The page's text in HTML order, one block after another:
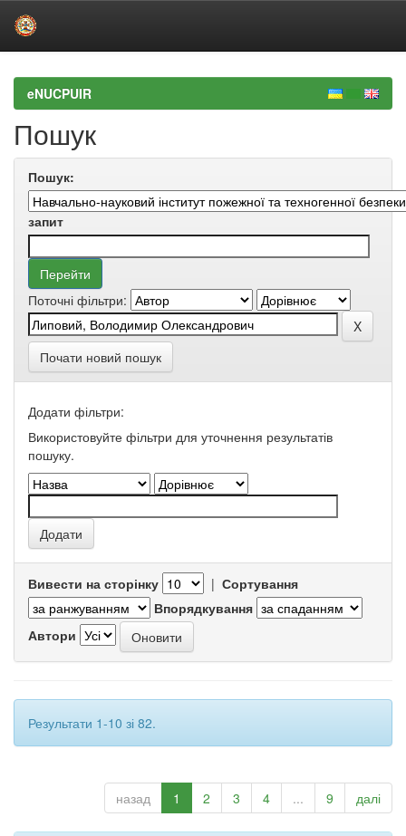
navigationeNUCPUIR
Пошук
Пошук:
запит
Поточні фільтри:
Почати новий пошук
Додати фільтри:
Використовуйте фільтри для уточнення результатів
пошуку.
Вивести на сторінку | Сортування
Впорядкування
Автори
Результати 1-10 зі 82.
назад 1 2 3 4 ... 9 далі